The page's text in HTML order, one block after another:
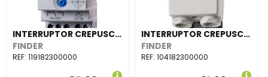
INTERRUPTOR CREPUSC.MDR.11,An 35mm,INT.HOR.1 CTO.16A,110...230V AC/DC
FINDER
REF: 119182300000
INTERRUPTOR CREPUSCULAR SERIE 10, SALIDA SIMPLE 1 CONTACTO NA 16A, 230V AC
FINDER
REF:104182300000